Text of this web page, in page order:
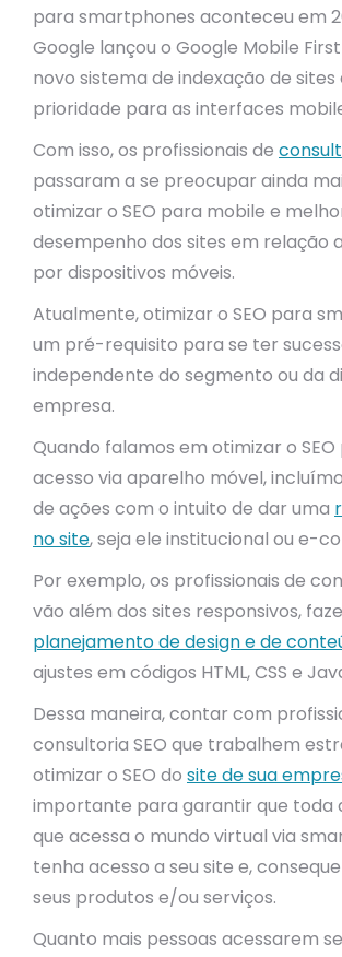
para smartphones aconteceu em
Google lançou o Google Mobile
novo sistema de indexação de sites
prioridade para as interfaces
Com isso, os profissionais de
passaram a se preocupar ainda
otimizar o SEO para mobile e
desempenho dos sites em relação
por dispositivos móveis.
Atualmente, otimizar o SEO para
um pré-requisito para se ter
independente do segmento ou da
empresa.
Quando falamos em otimizar o SEO
acesso via aparelho móvel,
de ações com o intuito de dar uma
no site, seja ele institucional ou e-
Por exemplo, os profissionais de
vão além dos sites responsivos,
planejamento de design e de
ajustes em códigos HTML, CSS e
Dessa maneira, contar com
consultoria SEO que trabalhem
otimizar o SEO do site de sua
importante para garantir que toda
que acessa o mundo virtual via
tenha acesso a seu site e,
seus produtos e/ou serviços.
Quanto mais pessoas acessarem